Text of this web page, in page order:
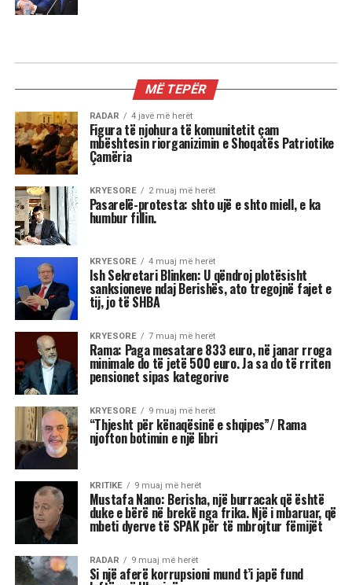
MË TEPËR
RADAR 4 javë më herët
Figura të njohura të komunitetit çam
mbështesin riorganizimin e Shoqatës Patriotike
Çamëria
KRYESORE 2 muaj më herët
Pasarelë-protesta: shto ujë e shto miell, e ka
humbur fillin.
KRYESORE 4 muaj më herët
Ish Sekretari Blinken: U qëndroj plotësisht
sanksioneve ndaj Berishës, ato tregojnë fajet e
tij, jo të SHBA
KRYESORE 7 muaj më herët
Rama: Paga mesatare 833 euro, në janar rroga
minimale do të jetë 500 euro. Ja sa do të rriten
pensionet sipas kategorive
KRYESORE 9 muaj më herët
“Thjesht për kënaqësinë e shqipes”/ Rama
njofton botimin e një libri
KRITIKE 9 muaj më herët
Mustafa Nano: Berisha, një burracak që është
duke e bërë në brekë nga frika. Një i mbaruar, që
mbeti dyerve të SPAK për të mbrojtur fëmijët
RADAR 9 muaj më herët
Si një aferë korrupsioni mund t’i japë fund